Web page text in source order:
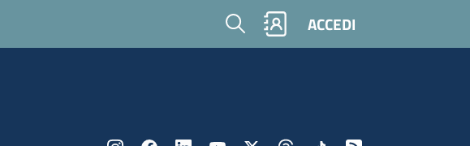
Cerca ACCEDI